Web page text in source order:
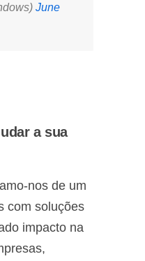
June
a sua
nos de um
com soluções
impacto na